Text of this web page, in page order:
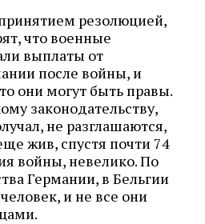
резолюцией,
что военные
выплаты от
после войны, и
они могут быть правы.
законодательству,
не разглашаются,
жив, спустя почти 74
войны, невелико. По
Германии, в Бельгии
и не все они